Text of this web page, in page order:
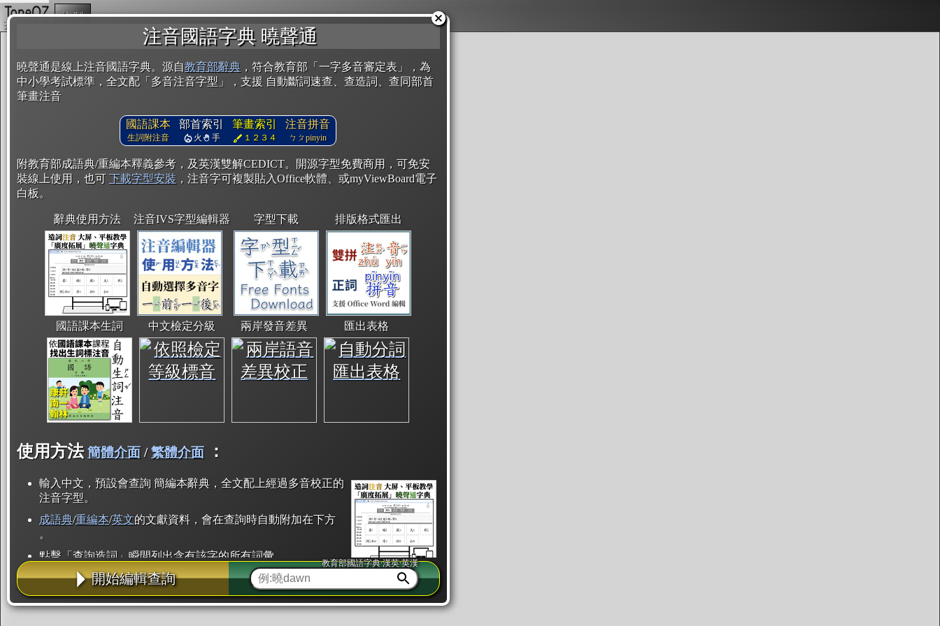
注音國語字典 曉聲通
曉聲通是線上注音國語字典。源自教育部辭典 ，符合教育部「一字多音審定表」，為
中小學考試標準，全文配「多音注音字型」，支援 自動斷詞速查、查造詞、查同部首
筆畫注音
國語課本
生詞附注音
部首索引
火 手
筆畫索引
１２３４
注音拼音
ㄅㄆpinyin
附教育部成語典/重編本釋義參考，及英漢雙解CEDICT。開源字型免費商用，可免安
裝線上使用，也可 下載字型安裝 ，注音字可複製貼入Office軟體、或myViewBoard電子
白板。
辭典使用方法 注音IVS字型編輯器 字型下載 排版格式匯出
國語課本生詞 中文檢定分級 兩岸發音差異 匯出表格
使用方法 簡體介面/繁體介面 ：
輸入中文，預設會查詢 簡編本辭典，全文配上經過多音校正的
注音字型。
成語典/重編本/英文的文獻資料，會在查詢時自動附加在下方
。
點擊「查詢造詞」瞬間列出含有該字的所有詞彙。
點「部首」瞬間列出所有「同部首字」。也支援查詢「同注音」或「同筆畫」。
辭典解釋的全文都經過自動斷詞，點擊便可瞬間「連續查詢」此字詞的解釋，不
用手動重複輸入。
開始編輯查詢
教育部國語字典·漢英·英漢
複製